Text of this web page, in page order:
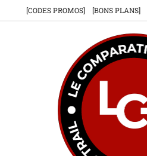
[CODES PROMOS] [BONS PLANS]